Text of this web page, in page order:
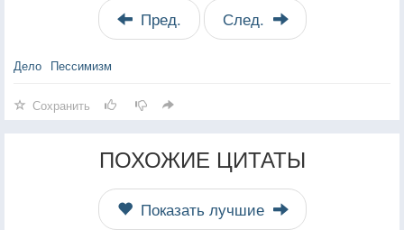
Пред. След.
Дело Пессимизм
Сохранить
ПОХОЖИЕ ЦИТАТЫ
Показать лучшие